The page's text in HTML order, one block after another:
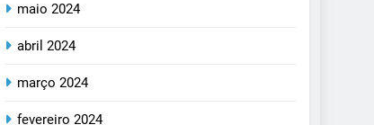
maio 2024
abril 2024
março 2024
fevereiro 2024